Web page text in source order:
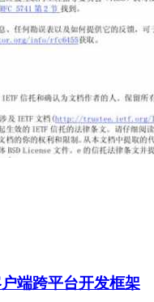
端跨平台开发框架